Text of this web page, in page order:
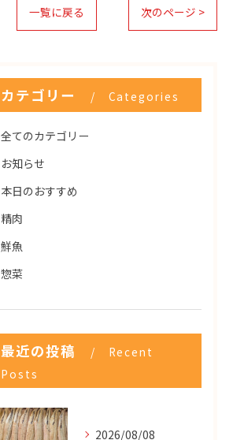
一覧に戻る 次のページ >
カテゴリー Categories
全てのカテゴリー
お知らせ
本日のおすすめ
精肉
鮮魚
惣菜
最近の投稿
Recent
Posts
2026/08/08